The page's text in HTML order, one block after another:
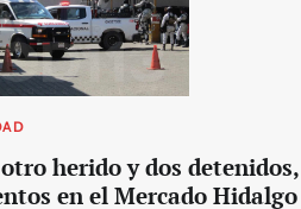
herido y dos detenidos,
en el Mercado Hidalgo